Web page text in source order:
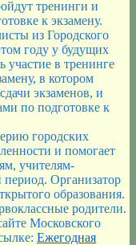
тренинги и
к экзамену.
из Городского
году у будущих
участие в тренинге
в котором
экзаменов, и
по подготовке к
городских
и помогает
учителям-
Организатор
образования.
родители.
Московского
Ежегодная